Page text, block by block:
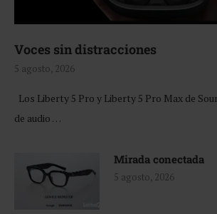
Voces sin distracciones
5 agosto, 2026
Los Liberty 5 Pro y Liberty 5 Pro Max de
de audio …
Mirada conectada
5 agosto, 2026